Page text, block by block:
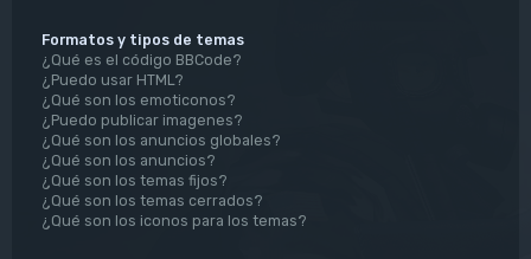
Formatos y tipos de temas
¿Qué es el código BBCode?
¿Puedo usar HTML?
¿Qué son los emoticonos?
¿Puedo publicar imagenes?
¿Qué son los anuncios globales?
¿Qué son los anuncios?
¿Qué son los temas fijos?
¿Qué son los temas cerrados?
¿Qué son los iconos para los temas?